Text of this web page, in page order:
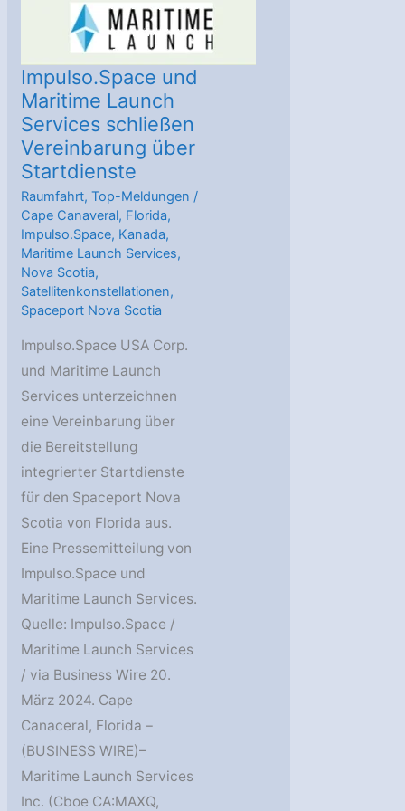
Impulso.Space und
Maritime Launch
Services schließen
Vereinbarung über
Startdienste
Raumfahrt,Top-Meldungen /
Cape Canaveral, Florida,
Impulso.Space, Kanada,
Maritime Launch Services,
Nova Scotia,
Satellitenkonstellationen,
Spaceport Nova Scotia
Impulso.Space USA Corp.
und Maritime Launch
Services unterzeichnen
eine Vereinbarung über
die Bereitstellung
integrierter Startdienste
für den Spaceport Nova
Scotia von Florida aus.
Eine Pressemitteilung von
Impulso.Space und
Maritime Launch Services.
Quelle: Impulso.Space /
Maritime Launch Services
/ via Business Wire 20.
März 2024. Cape
Canaceral, Florida –
(BUSINESS WIRE)–
Maritime Launch Services
Inc. (Cboe CA:MAXQ,